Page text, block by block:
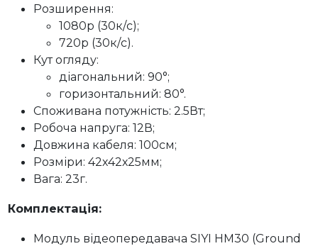
Розширення:
1080p (30к/c);
720p (30к/c).
Кут огляду:
діагональний: 90°;
горизонтальний: 80°.
Споживана потужність: 2.5Вт;
Робоча напруга: 12В;
Довжина кабеля: 100см;
Розміри: 42х42х25мм;
Вага: 23г.
Комплектація:
Модуль відеопередавача SIYI HM30 (Ground